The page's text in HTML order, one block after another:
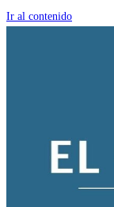
Ir al contenido